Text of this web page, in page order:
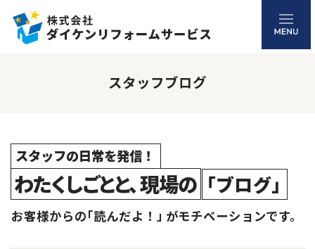
スタッフブログ
スタッフの日常を発信！
わたくしごとと、現場の 「ブログ」
お客様からの「読んだよ！」がモチベーションです。